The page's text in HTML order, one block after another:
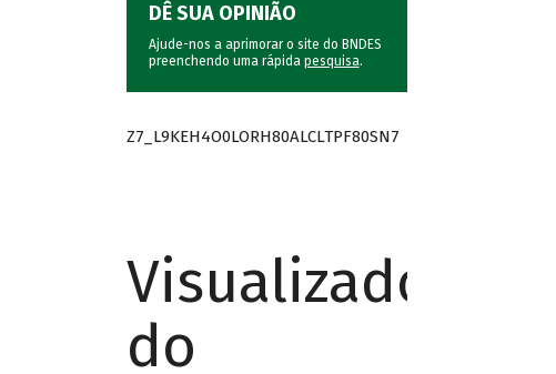
DÊ SUA OPINIÃO
Ajude-nos a aprimorar o site do BNDES
preenchendo uma rápida pesquisa.
Z7_L9KEH4O0LORH80ALCLTPF80SN7
Visualizador
do